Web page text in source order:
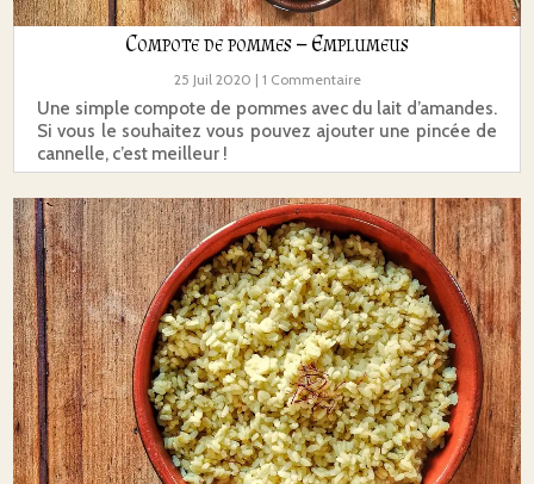
Compote de pommes – Emplumeus
25 Juil 2020 | 1 Commentaire
Une simple compote de pommes avec du lait d’amandes.
Si vous le souhaitez vous pouvez ajouter une pincée de
cannelle, c’est meilleur !